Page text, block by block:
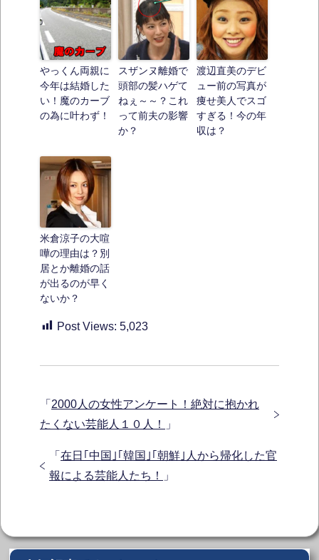
やっくん両親に
今年は結婚した
い！魔のカーブ
の為に叶わず！
スザンヌ離婚で
頭部の髪ハゲて
ねぇ～～？これ
って前夫の影響
か？
渡辺直美のデビ
ュー前の写真が
痩せ美人でスゴ
すぎる！今の年
収は？
米倉涼子の大喧
嘩の理由は？別
居とか離婚の話
が出るのが早く
ないか？
Post Views: 5,023
「 2000人の女性アンケート！絶対に抱かれ
たくない芸能人１０人！
」
「 在日｢中国｣｢韓国｣｢朝鮮｣人から帰化した官
報による芸能人たち！
」